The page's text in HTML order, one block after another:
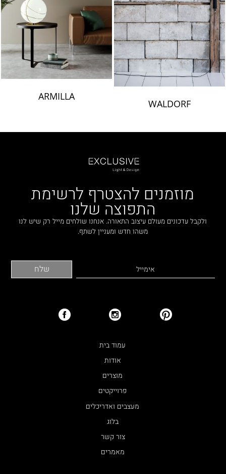
WALDORF
ARMILLA
מוזמנים להצטרף לרשימת
התפוצה שלנו
ולקבל עדכונים מעולם עיצוב התאורה. אנחנו שולחים מייל רק שיש לנו
משהו חדש ומעניין לשתף.
עמוד בית
אודות
מוצרים
פרוייקטים
מעצבים ואדריכלים
בלוג
צור קשר
מאמרים